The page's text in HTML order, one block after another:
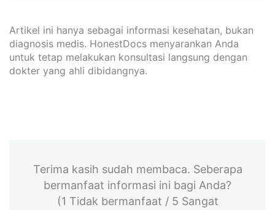
Artikel ini hanya sebagai informasi kesehatan, bukan
diagnosis medis. HonestDocs menyarankan Anda
untuk tetap melakukan konsultasi langsung dengan
dokter yang ahli dibidangnya.
Terima kasih sudah membaca. Seberapa
bermanfaat informasi ini bagi Anda?
(1 Tidak bermanfaat / 5 Sangat